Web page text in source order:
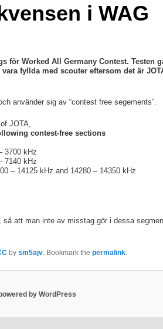
i WAG
för Worked All Germany Contest. Testen
fyllda med scouter eftersom det är
använder sig av “contest free segements”.
JOTA,
contest-free sections
3700 kHz
7140 kHz
– 14125 kHz and 14280 – 14350 kHz
att man inte av misstag gör i dessa
by sm5ajv. Bookmark the permalink.
by WordPress